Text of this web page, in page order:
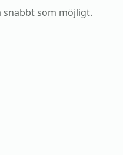
som möjligt.